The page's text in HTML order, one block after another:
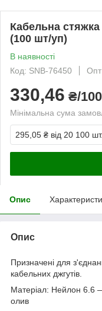
Кабельна
(100 шт/уп)
В наявності
Код: SNВ-76450
Опт
330,46 ₴/
Мінімальна сума
295,05 ₴ від 20 100 шт.
Опис
Опис
Призначені для
кабельних джгутів.
Матеріал: Нейлон 6.6 ―
олив